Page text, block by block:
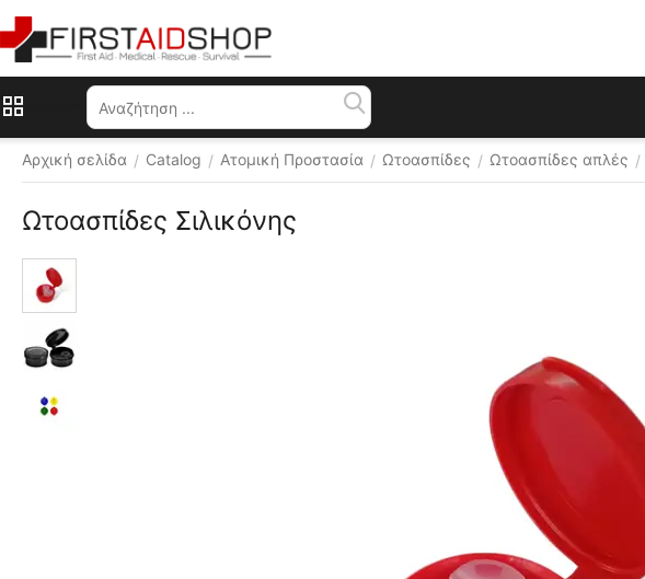
Αρχική σελίδα / Catalog / Ατομική Προστασία / Ωτοασπίδες / Ωτοασπίδες απλές /
Ωτοασπίδες Σιλικόνης